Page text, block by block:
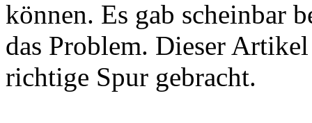
können. Es gab scheinbar
das Problem. Dieser
richtige Spur gebracht.